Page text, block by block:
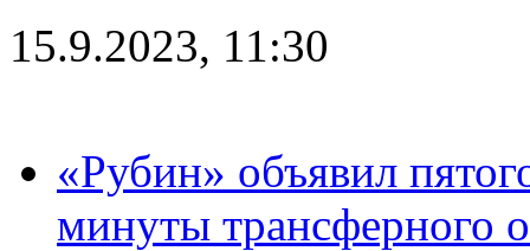
15.9.2023, 11:30
«Рубин» объявил
минуты трансферного